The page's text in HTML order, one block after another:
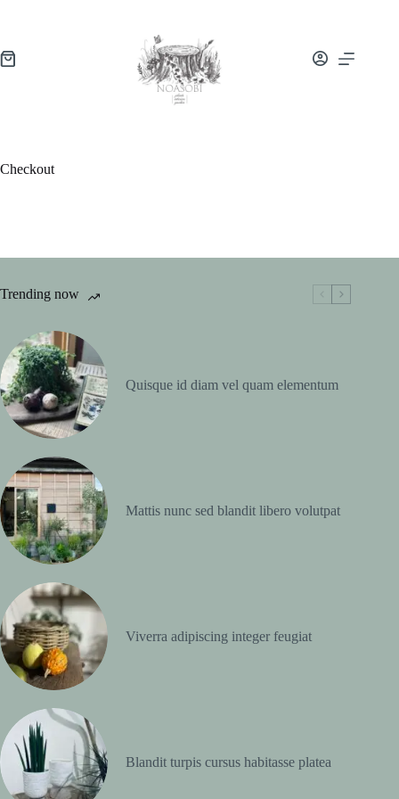
Checkout
Trending now
Quisque id diam vel quam elementum
Mattis nunc sed blandit libero volutpat
Viverra adipiscing integer feugiat
Blandit turpis cursus habitasse platea